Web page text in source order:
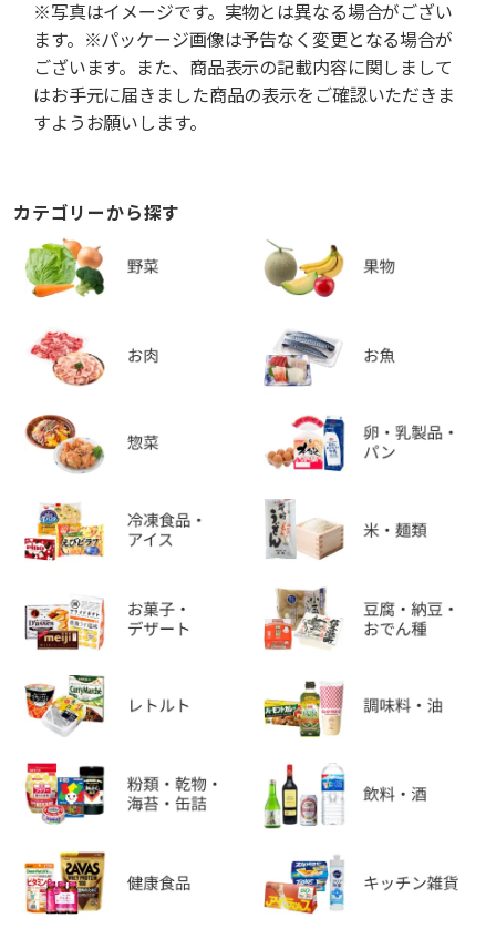
※写真はイメージです。実物とは異なる場合がござい
ます。※パッケージ画像は予告なく変更となる場合が
ございます。また、商品表示の記載内容に関しまして
はお手元に届きました商品の表示をご確認いただきま
すようお願いします。
カテゴリーから探す